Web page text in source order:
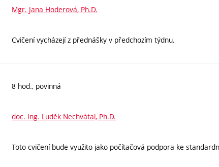
Mgr. Jana Hoderová, Ph.D.
Cvičení vycházejí z přednášky v předchozím týdnu.
8 hod., povinná
doc. Ing. Luděk Nechvátal, Ph.D.
Toto cvičení bude využito jako počítačová podpora ke